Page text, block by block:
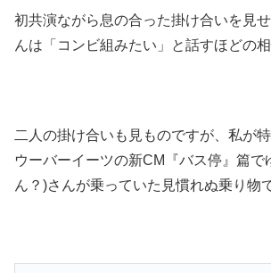
初共演ながら息の合った掛け合いを見
んは「コンビ組みたい」と話すほどの相
二人の掛け合いも見ものですが、私が
ウーバーイーツの新CM『バス停』篇で
ん？)さんが乗っていた見慣れぬ乗り物